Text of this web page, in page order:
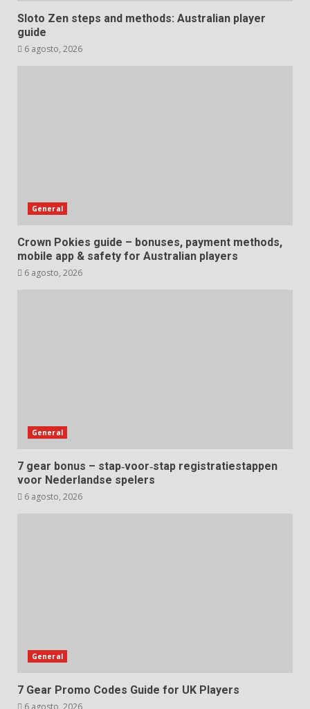
Sloto Zen steps and methods: Australian player
guide
6 agosto, 2026
General
Crown Pokies guide – bonuses, payment methods,
mobile app & safety for Australian players
6 agosto, 2026
General
7 gear bonus – stap‑voor‑stap registratiestappen
voor Nederlandse spelers
6 agosto, 2026
General
7 Gear Promo Codes Guide for UK Players
6 agosto, 2026